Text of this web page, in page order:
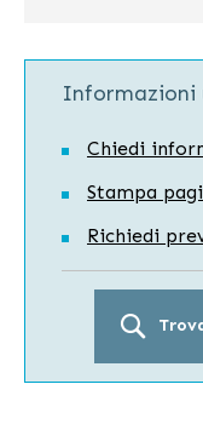
Informazioni
Chiedi
Stampa
Richiedi